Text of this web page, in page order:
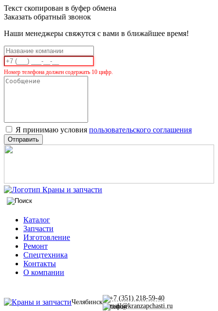
Текст скопирован в буфер обмена
Заказать обратный звонок
Наши менеджеры свяжутся с вами в ближайшее время!
Номер телефона должен содержать 10 цифр.
Я принимаю условия пользовательского соглашения
Отправить
Каталог
Запчасти
Изготовление
Ремонт
Спецтехника
Контакты
О компании
Челябинск
+7 (351) 218-59-40
mail@kranzapchasti.ru